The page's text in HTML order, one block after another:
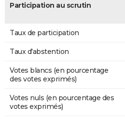
Participation au scrutin
Taux de participation
Taux d'abstention
Votes blancs (en pourcentage
des votes exprimés)
Votes nuls (en pourcentage des
votes exprimés)